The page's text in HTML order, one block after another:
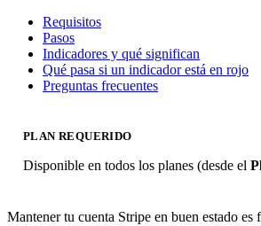
Requisitos
Pasos
Indicadores y qué significan
Qué pasa si un indicador está en rojo
Preguntas frecuentes
PLAN REQUERIDO
Disponible en todos los planes (desde el
Mantener tu cuenta Stripe en buen estado es